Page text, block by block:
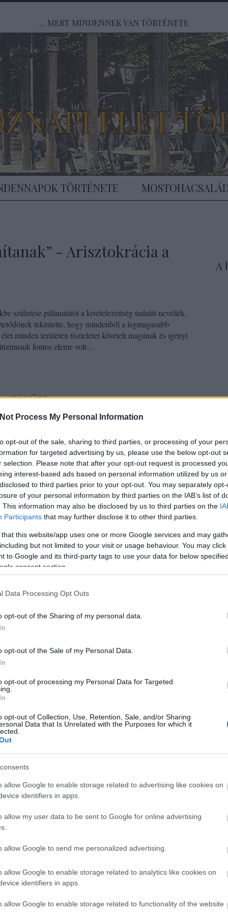
Process My Personal Information
opt-out of the sale, sharing to third parties, or processing of your
for targeted advertising by us, please use the below opt-out
selection. Please note that after your opt-out request is processed
interest-based ads based on personal information utilized by us
to third parties prior to your opt-out. You may separately
of your personal information by third parties on the IAB’s list of
This information may also be disclosed by us to third parties on the
Participants that may further disclose it to other third parties.
that this website/app uses one or more Google services and may
but not limited to your visit or usage behaviour. You may
to Google and its third-party tags to use your data for below
consent section.
Data Processing Opt Outs
opt-out of the Sharing of my personal data.
opt-out of the Sale of my Personal Data.
opt-out of processing my Personal Data for Targeted
opt-out of Collection, Use, Retention, Sale, and/or Sharing
Data that Is Unrelated with the Purposes for which it
allow Google to enable storage related to advertising like cookies on
identifiers in apps.
allow my user data to be sent to Google for online advertising
allow Google to send me personalized advertising.
allow Google to enable storage related to analytics like cookies on
identifiers in apps.
allow Google to enable storage related to functionality of the website
... MERT MINDENNEK VAN TÖRTÉNETE
ÉLET
TÖRTÉNETE
- Arisztokrácia a
születése pillanatától a kivételezettség tudatát nevelték.
tekintette, hogy mindenből a legmagasabb
minden területén tiszteletet követelt magának és igényt
fontos eleme volt…
TOVÁBB
nők gyermek szabadidő nyaralás kastély palota
arisztokrácia dualizmus reprezentáció békeidők
társasélet Pest társadalmi presztízs
híjják" - A kegyetlenség
mellett különös formájú épületet emeltetett egy
szórakoztatták a nagyérdeműt. A bécsi
TOVÁBB
biztosítása" - A nő a
be csillámporral a polgári család - többnyire csak
Munkácsy Mihály: Apa születésnapja
A